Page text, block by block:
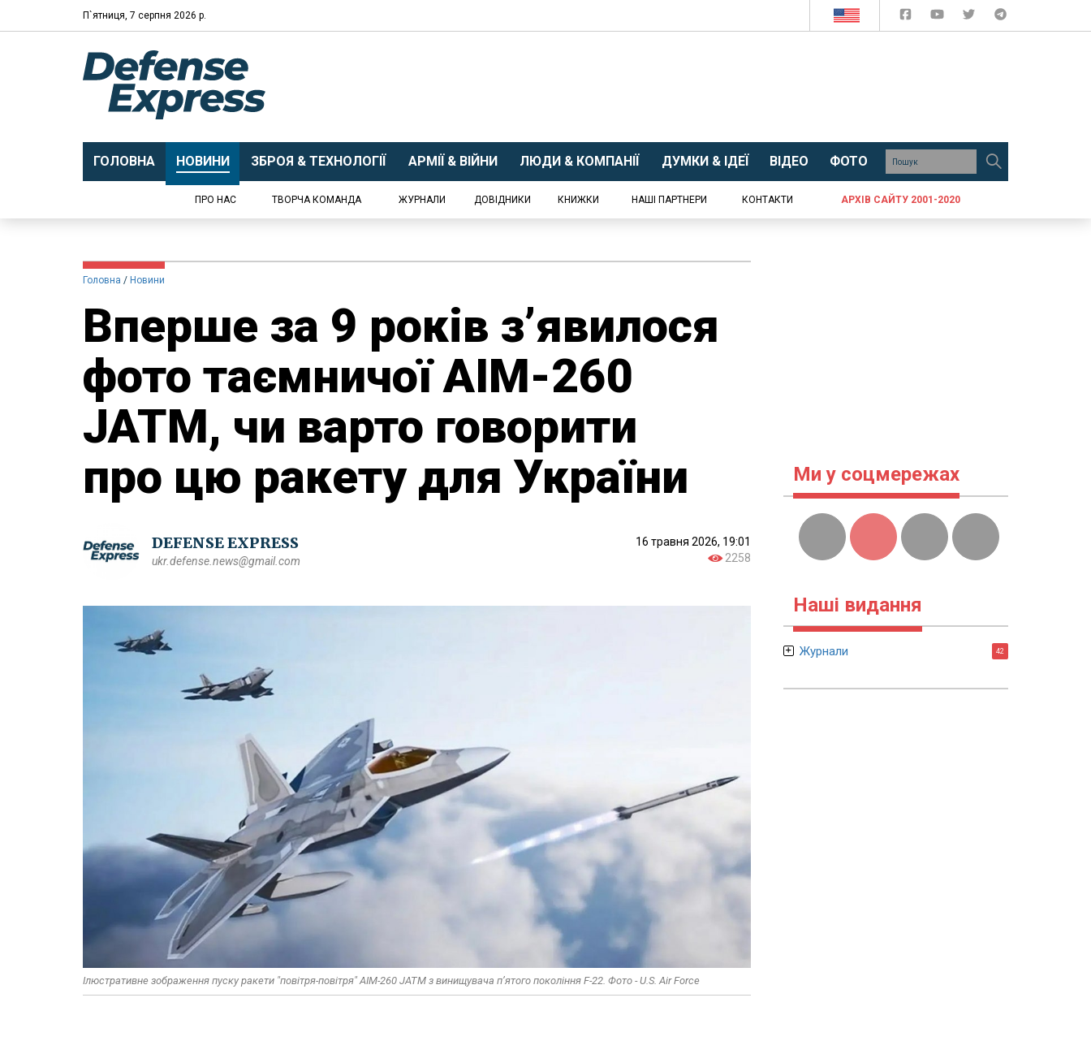
П`ятниця, 7 серпня 2026 р.
ГОЛОВНА НОВИНИ ЗБРОЯ & ТЕХНОЛОГІЇ АРМІЇ & ВІЙНИ ЛЮДИ & КОМПАНІЇ ДУМКИ & ІДЕЇ ВІДЕО ФОТО
ПРО НАС ТВОРЧА КОМАНДА ЖУРНАЛИ ДОВІДНИКИ КНИЖКИ НАШІ ПАРТНЕРИ КОНТАКТИ АРХІВ САЙТУ 2001-2020
Головна Новини
Вперше за 9 років з’явилося
фото таємничої AIM-260
JATM, чи варто говорити
про цю ракету для України
DEFENSE EXPRESS
ukr.defense.news@gmail.com
16 травня 2026, 19:01
2258
Ілюстративне зображення пуску ракети "повітря-повітря" AIM-260 JATM з винищувача п’ятого покоління F-22. Фото - U.S. Air Force
Ми у соцмережах
Наші видання
Журнали 42